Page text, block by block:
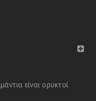
είναι ορυκτοί